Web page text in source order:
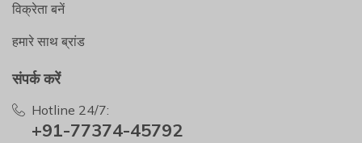
विक्रेता बनें
हमारे साथ ब्रांड
संपर्क करें
Hotline 24/7:
+91-77374-45792